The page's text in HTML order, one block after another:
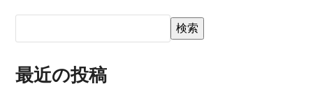
検索
最近の投稿